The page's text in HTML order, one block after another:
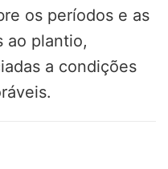
os períodos e as
ao plantio,
a condições